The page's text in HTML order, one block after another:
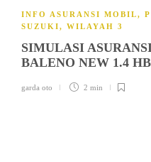
INFO ASURANSI MOBIL,
SUZUKI, WILAYAH 3
SIMULASI
BALENO NEW 1.4
garda oto 2 min